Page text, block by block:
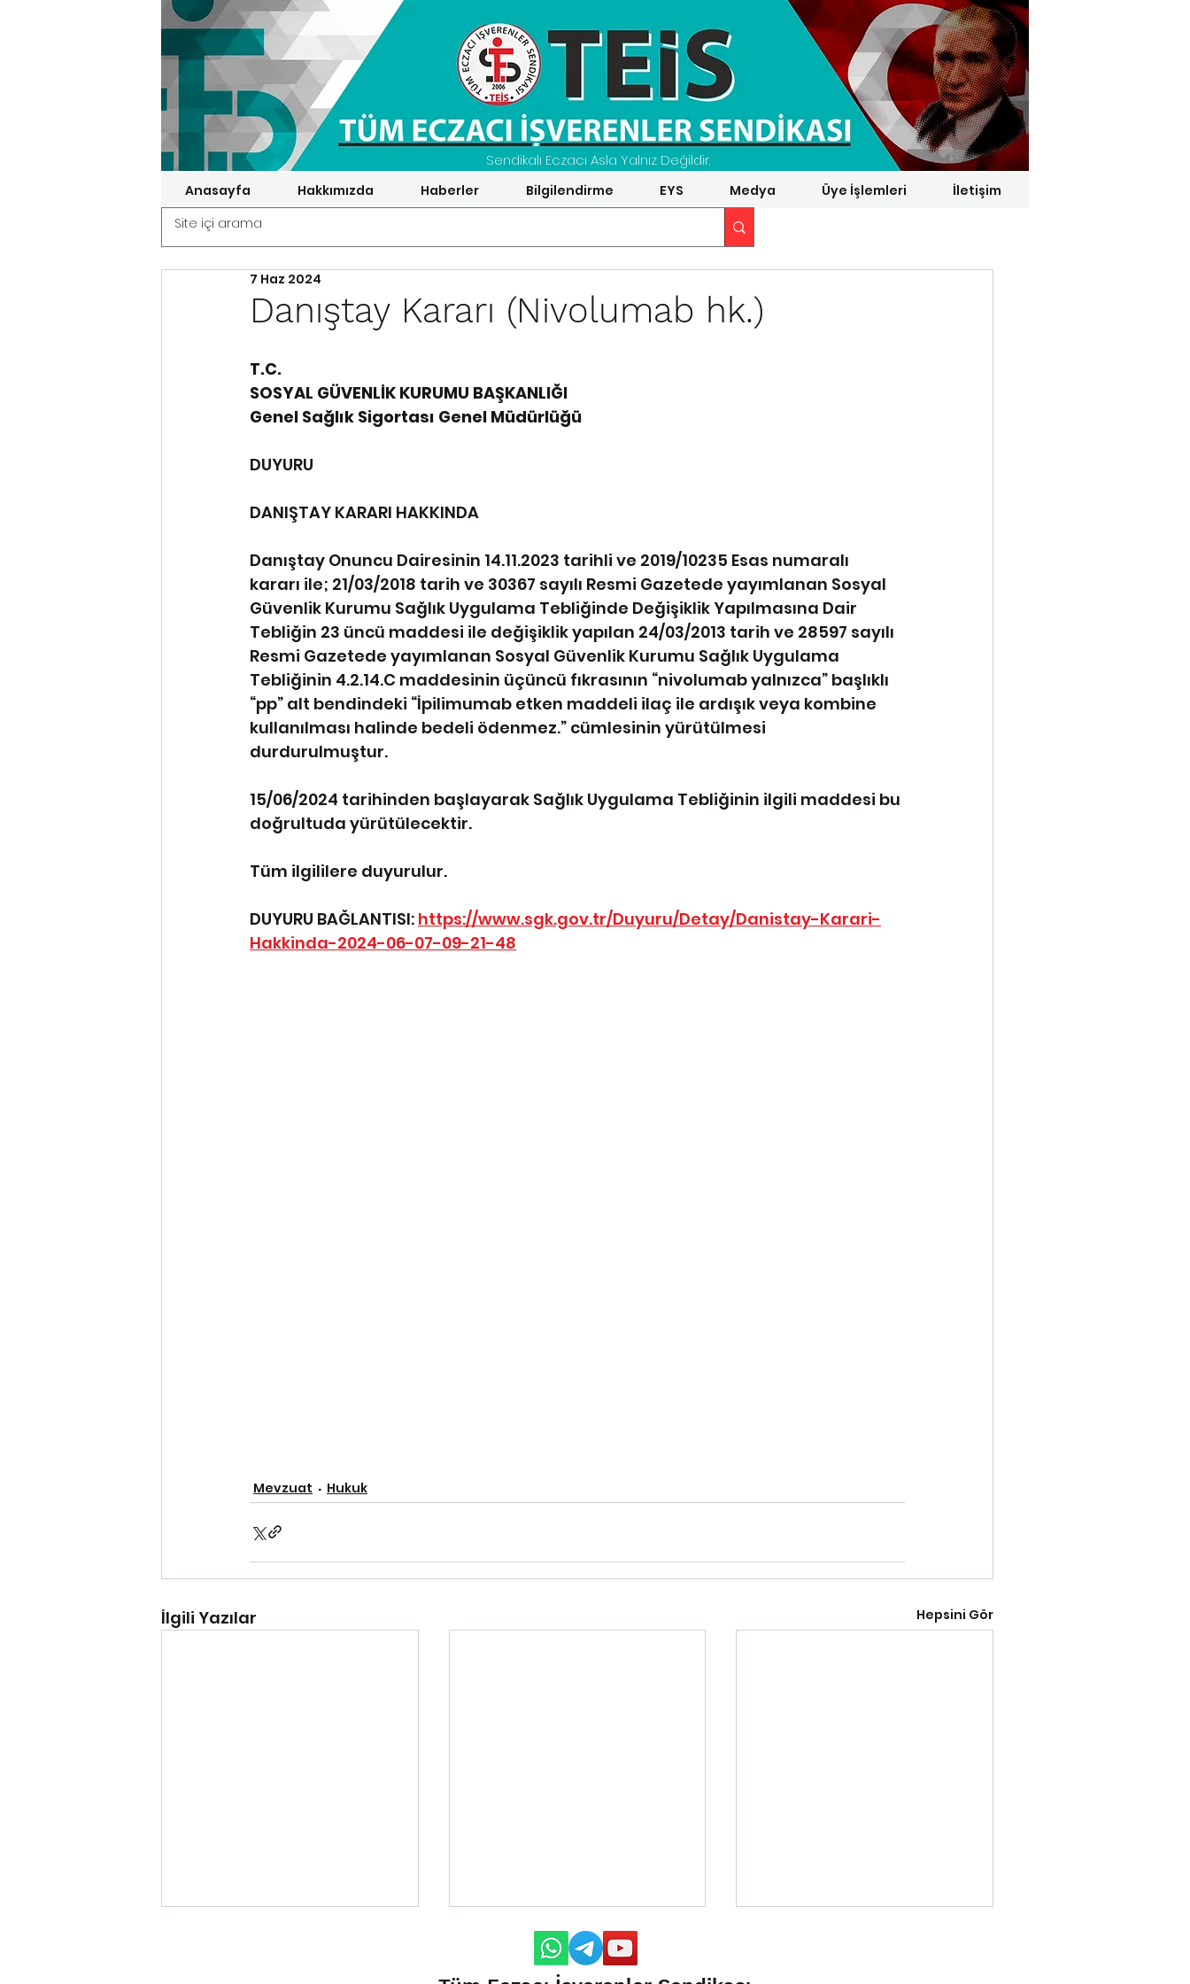
Sendikalı Eczacı Asla Yalnız Değildir.
Anasayfa Hakkımızda Haberler Bilgilendirme EYS Medya Üye İşlemleri İletişim
Danıştay Kararı (Nivolumab hk.)
7 Haz 2024
T.C.
SOSYAL GÜVENLİK KURUMU BAŞKANLIĞI
Genel Sağlık Sigortası Genel Müdürlüğü
DUYURU
DANIŞTAY KARARI HAKKINDA
Danıştay Onuncu Dairesinin 14.11.2023 tarihli ve 2019/10235 Esas numaralı
kararı ile; 21/03/2018 tarih ve 30367 sayılı Resmi Gazetede yayımlanan Sosyal
Güvenlik Kurumu Sağlık Uygulama Tebliğinde Değişiklik Yapılmasına Dair
Tebliğin 23 üncü maddesi ile değişiklik yapılan 24/03/2013 tarih ve 28597 sayılı
Resmi Gazetede yayımlanan Sosyal Güvenlik Kurumu Sağlık Uygulama
Tebliğinin 4.2.14.C maddesinin üçüncü fıkrasının “nivolumab yalnızca” başlıklı
“pp” alt bendindeki “İpilimumab etken maddeli ilaç ile ardışık veya kombine
kullanılması halinde bedeli ödenmez.” cümlesinin yürütülmesi
durdurulmuştur.
15/06/2024 tarihinden başlayarak Sağlık Uygulama Tebliğinin ilgili maddesi bu
doğrultuda yürütülecektir.
Tüm ilgililere duyurulur.
DUYURU BAĞLANTISI: https://www.sgk.gov.tr/Duyuru/Detay/Danistay-Karari-
Hakkinda-2024-06-07-09-21-48
Mevzuat Hukuk
İlgili Yazılar Hepsini Gör